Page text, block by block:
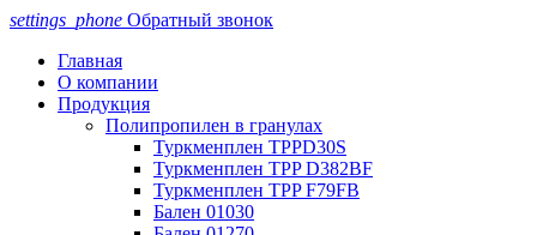
settings_phone Обратный звонок
Главная
О компании
Продукция
Полипропилен в гранулах
Туркменплен TPPD30S
Туркменплен TPP D382BF
Туркменплен TPP F79FB
Бален 01030